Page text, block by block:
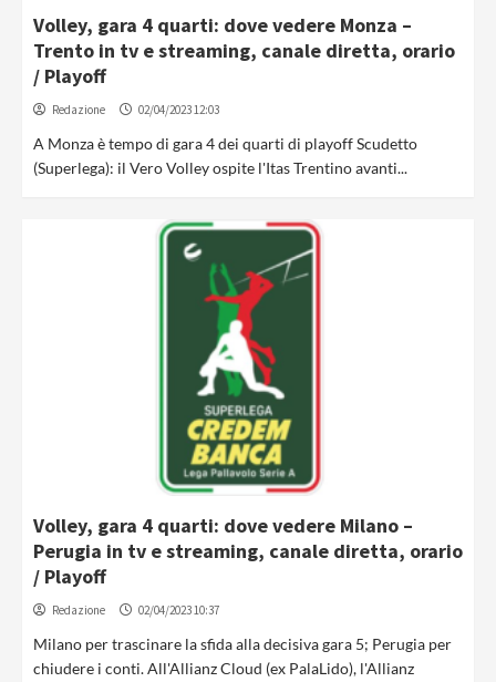
Volley, gara 4 quarti: dove vedere Monza –
Trento in tv e streaming, canale diretta, orario
/ Playoff
Redazione 02/04/2023 12:03
A Monza è tempo di gara 4 dei quarti di playoff Scudetto
(Superlega): il Vero Volley ospite l'Itas Trentino avanti...
Volley, gara 4 quarti: dove vedere Milano –
Perugia in tv e streaming, canale diretta, orario
/ Playoff
Redazione 02/04/2023 10:37
Milano per trascinare la sfida alla decisiva gara 5; Perugia per
chiudere i conti. All'Allianz Cloud (ex PalaLido), l'Allianz